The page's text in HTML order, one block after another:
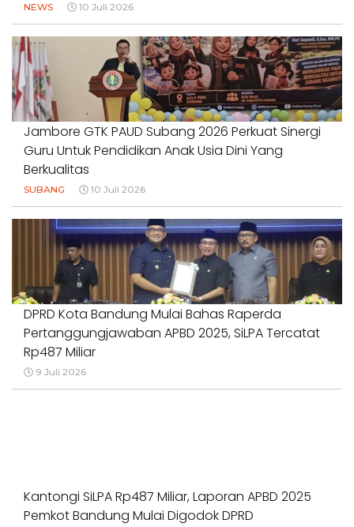
NEWS 10 Juli 2026
Jambore GTK PAUD Subang 2026 Perkuat Sinergi
Guru Untuk Pendidikan Anak Usia Dini Yang
Berkualitas
SUBANG 10 Juli 2026
DPRD Kota Bandung Mulai Bahas Raperda
Pertanggungjawaban APBD 2025, SiLPA Tercatat
Rp487 Miliar
9 Juli 2026
Kantongi SiLPA Rp487 Miliar, Laporan APBD 2025
Pemkot Bandung Mulai Digodok DPRD